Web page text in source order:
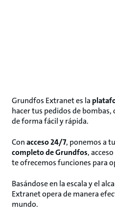
Grundfos Extranet es la
hacer tus pedidos de
de forma fácil y rápida.
Conacceso 24/7, ponemos a
completo de Grundfos,
te ofrecemos funciones para
Basándose en la escala y el
Extranet opera de manera
mundo.